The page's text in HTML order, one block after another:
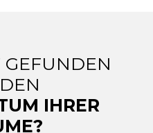
IHRER